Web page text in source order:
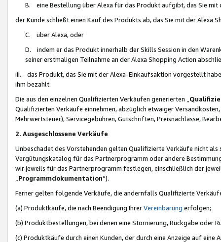
B. eine Bestellung über Alexa für das Produkt aufgibt, das Sie mit
der Kunde schließt einen Kauf des Produkts ab, das Sie mit der Alexa
C. über Alexa, oder
D. indem er das Produkt innerhalb der Skills Session in den
seiner erstmaligen Teilnahme an der Alexa Shopping Action
iii. das Produkt, das Sie mit der Alexa-Einkaufsaktion vorgestellt
ihm bezahlt.
Die aus den einzelnen Qualifizierten Verkäufen generierten „
Qualifizierten Verkäufe einnehmen, abzüglich etwaiger
Mehrwertsteuer), Servicegebühren, Gutschriften, Preisnachlässe,
2. Ausgeschlossene Verkäufe
Unbeschadet des Vorstehenden gelten Qualifizierte Verkäufe nicht
Vergütungskatalog für das Partnerprogramm oder andere
wir jeweils für das Partnerprogramm festlegen, einschließlich der
Programmdokumentation“).
Ferner gelten folgende Verkäufe, die andernfalls Qualifizierte
(a) Produktkäufe, die nach Beendigung IhrerVereinbarung erfolgen;
(b) Produktbestellungen, bei denen eine Stornierung, Rückgabe oder
(c) Produktkäufe durch einen Kunden, der durch eine Anzeige auf